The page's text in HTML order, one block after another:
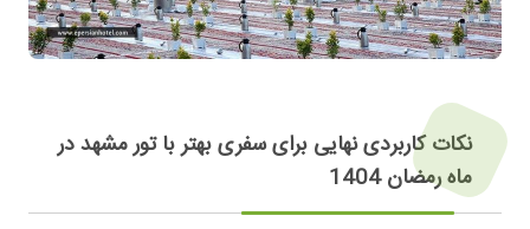
نکات کاربردی نهایی برای سفری بهتر با تور مشهد در
ماه رمضان 1404